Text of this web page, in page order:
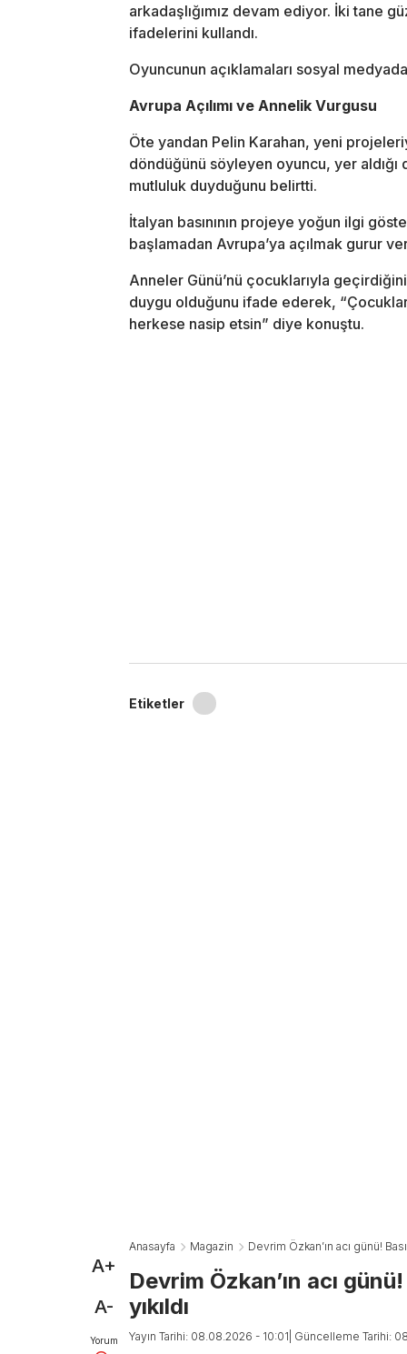
arkadaşlığımız devam ediyor. İki tane
ifadelerini kullandı.
Oyuncunun açıklamaları sosyal
Avrupa Açılımı ve Annelik Vurgusu
Öte yandan Pelin Karahan, yeni
döndüğünü söyleyen oyuncu, yer
mutluluk duyduğunu belirtti.
İtalyan basınının projeye yoğun ilgi
başlamadan Avrupa’ya açılmak gurur
Anneler Günü’nü çocuklarıyla
duygu olduğunu ifade ederek,
herkese nasip etsin” diye konuştu.
Etiketler
A+
A-
Yorum
Anasayfa Magazin Devrim Özkan’ın acı günü!
Devrim Özkan’ın acı
yıkıldı
Yayın Tarihi: 08.08.2026 - 10:01 | Güncelleme Tarihi: